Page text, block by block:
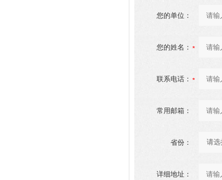
您的单位：
您的姓名：
联系电话：
常用邮箱：
省份：
详细地址：